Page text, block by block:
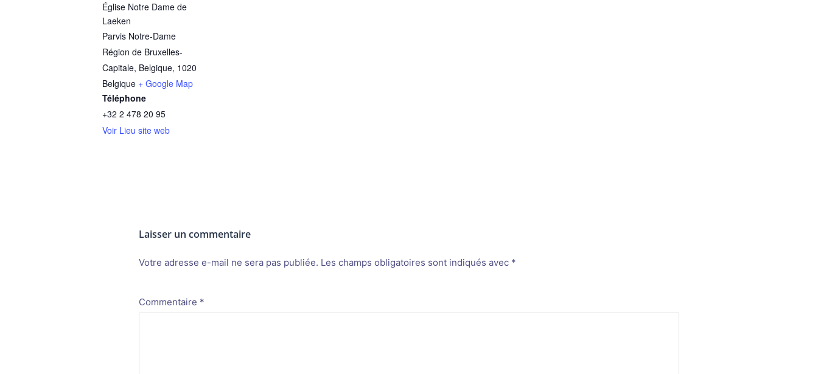
Église Notre Dame de
Laeken
Parvis Notre-Dame
Région de Bruxelles-
Capitale, Belgique, 1020
Belgique + Google Map
Téléphone
+32 2 478 20 95
Voir Lieu site web
Laisser un commentaire
Votre adresse e-mail ne sera pas publiée. Les champs obligatoires sont indiqués avec *
Commentaire *
Alternative: